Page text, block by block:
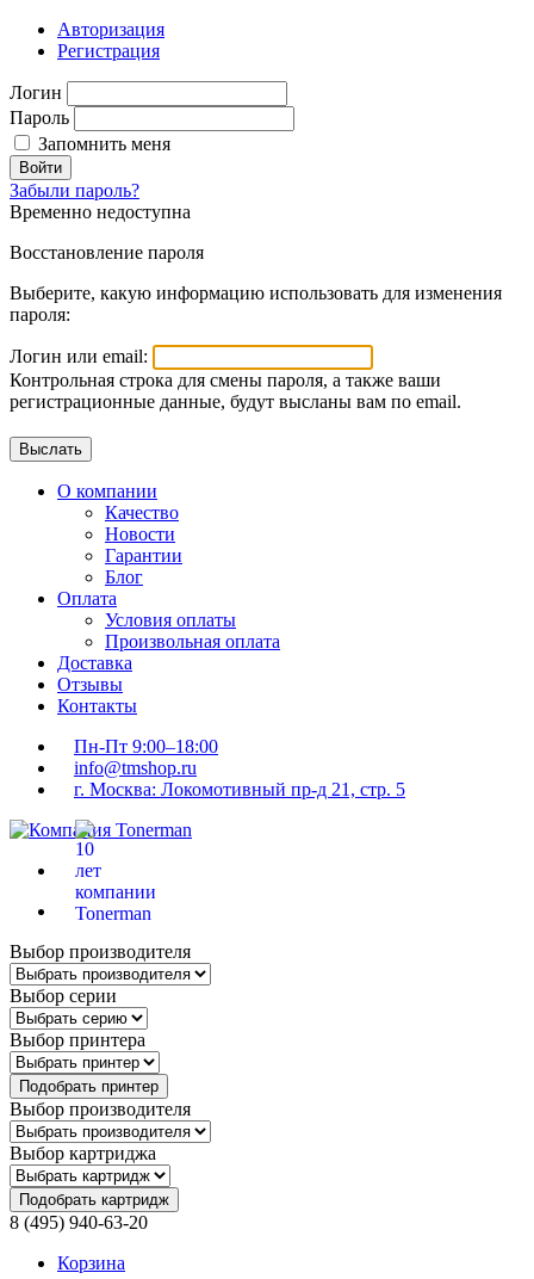
Авторизация
Регистрация
Логин
Пароль
Запомнить меня
Войти
Забыли пароль?
Временно недоступна
Восстановление пароля
Выберите, какую информацию использовать для изменения
пароля:
Логин или email:
Контрольная строка для смены пароля, а также ваши
регистрационные данные, будут высланы вам по email.
О компании
Качество
Новости
Гарантии
Блог
Оплата
Условия оплаты
Произвольная оплата
Доставка
Отзывы
Контакты
Пн-Пт 9:00–18:00
info@tmshop.ru
г. Москва: Локомотивный пр-д 21, стр. 5
Выбор производителя
Выбор серии
Выбор принтера
Подобрать принтер
Выбор производителя
Выбор картриджа
Подобрать картридж
8 (495) 940-63-20
Корзина